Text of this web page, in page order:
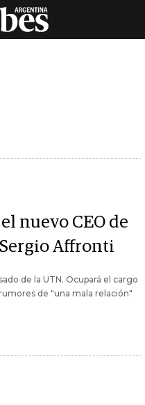
nuevo CEO de
Affronti
de la UTN. Ocupará el cargo
de "una mala relación"